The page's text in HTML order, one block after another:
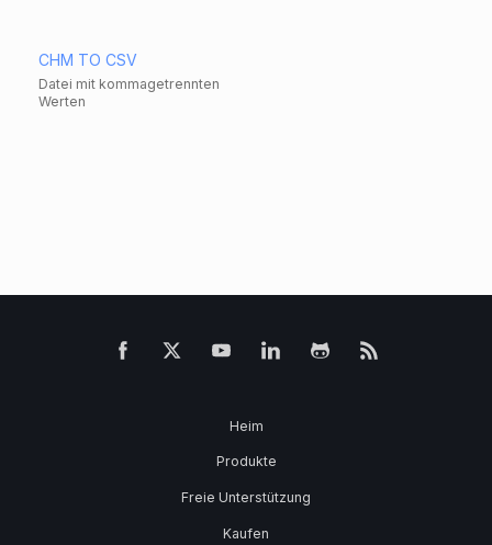
CHM TO CSV
Datei mit kommagetrennten
Werten
Heim
Produkte
Freie Unterstützung
Kaufen